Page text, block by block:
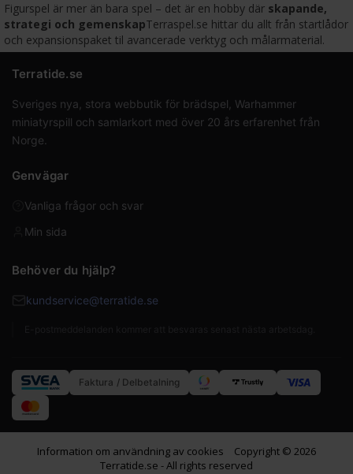
Figurspel är mer än bara spel – det är en hobby där skapande,
strategi och gemenskapTerraspel.se hittar du allt från startlådor
och expansionspaket til avancerade verktyg och målarmaterial.
Terratide.se
Sveriges nya, stora webbutik för brädspel, Warhammer
miniatyrspill och samlarkort med över 20 års erfarenhet från
Norge.
Genvägar
Vanliga frågor och svar
Min sida
Behöver du hjälp?
kundservice@terratide.se
Faktura / Delbetalning
Information om användning av cookies
Copyright © 2026
Terratide.se - All rights reserved